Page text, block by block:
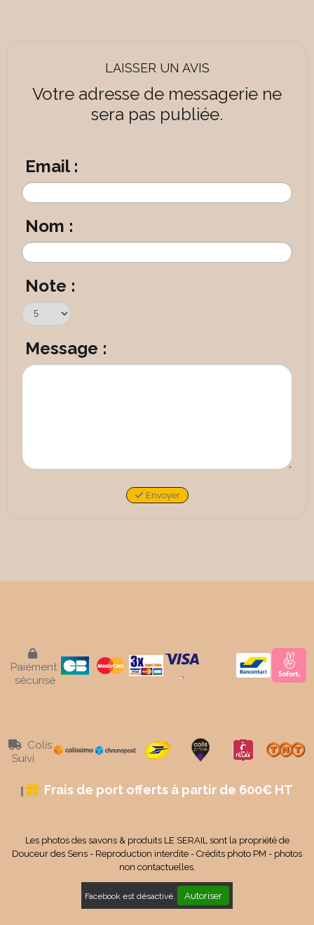
LAISSER UN AVIS
Votre adresse de messagerie ne
sera pas publiée.
Email :
Nom :
Note :
Message :
Envoyer

Paiement
sécurisé

Colis
Suivi
 Frais de port offerts à partir de 600€ HT
Les photos des savons & produits LE SERAIL sont la propriété de
Douceur des Sens - Reproduction interdite - Crédits photo PM - photos
non contactuelles.
Facebook est désactivé. Autoriser